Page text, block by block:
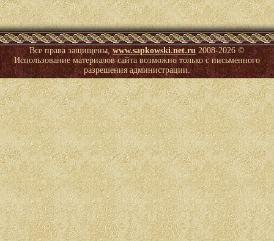
Все права защищены,www.sapkowski.net.ru2008-2026 ©
Использование материалов сайта возможно только с письменного
разрешения администрации.